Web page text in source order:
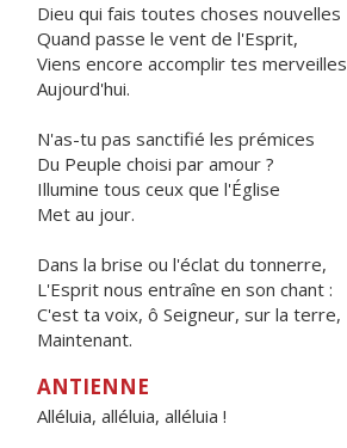
Dieu qui fais toutes choses nouvelles
Quand passe le vent de l'Esprit,
Viens encore accomplir tes merveilles
Aujourd'hui.
N'as-tu pas sanctifié les prémices
Du Peuple choisi par amour ?
Illumine tous ceux que l'Église
Met au jour.
Dans la brise ou l'éclat du tonnerre,
L'Esprit nous entraîne en son chant :
C'est ta voix, ô Seigneur, sur la terre,
Maintenant.
ANTIENNE
Alléluia, alléluia, alléluia !